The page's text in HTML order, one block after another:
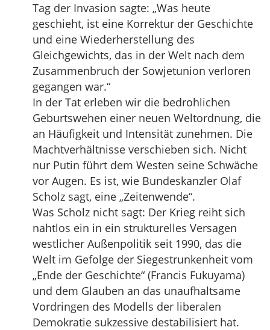
Tag der Invasion sagte: „Was heute
geschieht, ist eine Korrektur der Geschichte
und eine Wiederherstellung des
Gleichgewichts, das in der Welt nach dem
Zusammenbruch der Sowjetunion verloren
gegangen war.“
In der Tat erleben wir die bedrohlichen
Geburtswehen einer neuen Weltordnung, die
an Häufigkeit und Intensität zunehmen. Die
Machtverhältnisse verschieben sich. Nicht
nur Putin führt dem Westen seine Schwäche
vor Augen. Es ist, wie Bundeskanzler Olaf
Scholz sagt, eine „Zeitenwende“.
Was Scholz nicht sagt: Der Krieg reiht sich
nahtlos ein in ein strukturelles Versagen
westlicher Außenpolitik seit 1990, das die
Welt im Gefolge der Siegestrunkenheit vom
„Ende der Geschichte“ (Francis Fukuyama)
und dem Glauben an das unaufhaltsame
Vordringen des Modells der liberalen
Demokratie sukzessive destabilisiert hat.